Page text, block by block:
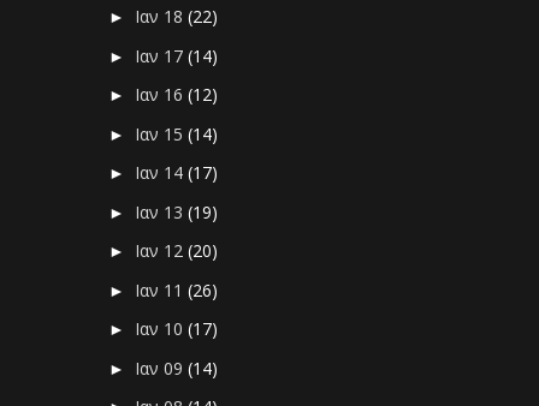
► Ιαν 18(22)
► Ιαν 17(14)
► Ιαν 16(12)
► Ιαν 15(14)
► Ιαν 14(17)
► Ιαν 13(19)
► Ιαν 12(20)
► Ιαν 11(26)
► Ιαν 10(17)
► Ιαν 09(14)